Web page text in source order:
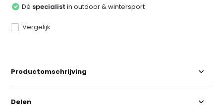
Dé specialist in outdoor & wintersport
Vergelijk
Productomschrijving
Delen